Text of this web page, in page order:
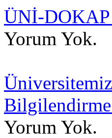
ÜNİ-DOKAP
Yorum Yok.
Yorum Yok.